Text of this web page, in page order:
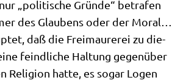
„poli­ti­sche Grün­de“ betra­fen
des Glau­bens oder der Moral…
daß die Frei­mau­re­rei zu die­
feind­li­che Hal­tung gegen­über
Reli­gi­on hat­te, es sogar Logen